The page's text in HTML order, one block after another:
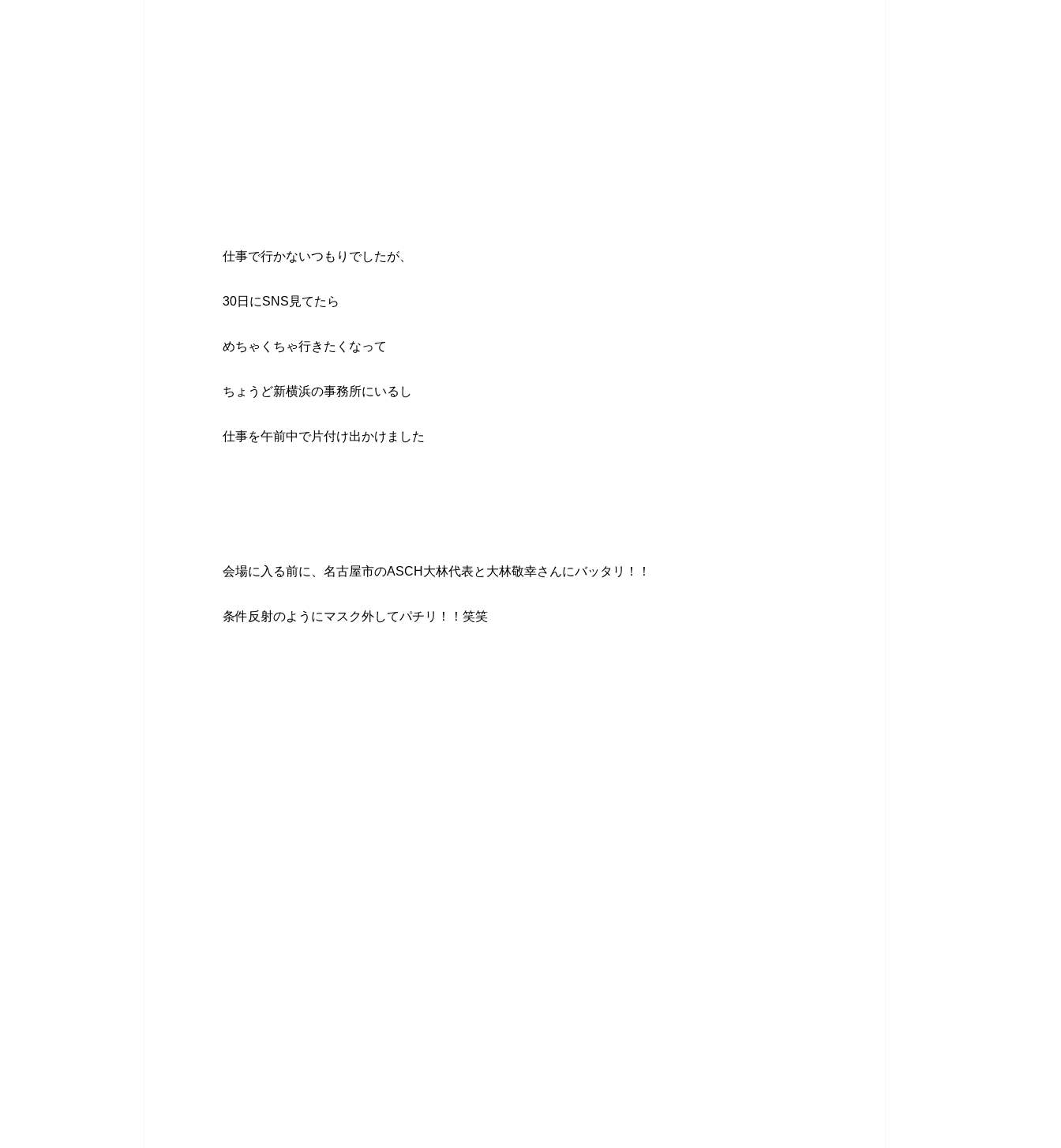
仕事で行かないつもりでしたが、
30日にSNS見てたら
めちゃくちゃ行きたくなって
ちょうど新横浜の事務所にいるし
仕事を午前中で片付け出かけました
会場に入る前に、名古屋市のASCH大林代表と大林敬幸さんにバッタリ！！
条件反射のようにマスク外してパチリ！！笑笑